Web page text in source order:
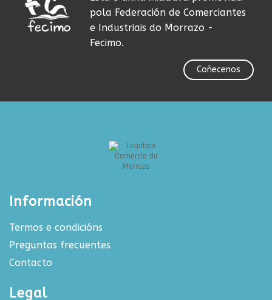
pola Federación de Comerciantes
e Industriais do Morrazo -
Fecimo.
Coñecenos
Información
Termos e condicións
Preguntas frecuentes
Contacto
Legal